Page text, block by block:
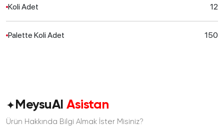
Koli Adet 12
Palette Koli Adet 150
✦ MeysuAI Asistan
Ürün Hakkında Bilgi Almak İster Misiniz?